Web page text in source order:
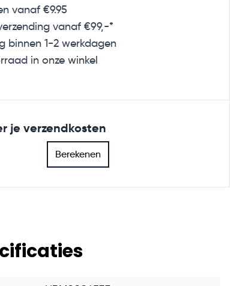
vanaf €9.95
vanaf €99,-*
binnen 1-2 werkdagen
in onze winkel
je verzendkosten
Berekenen